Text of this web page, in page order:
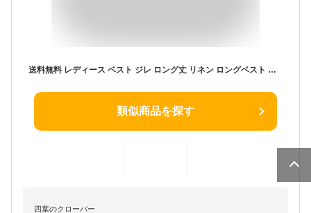
送料無料 レディース ベスト ジレ ロング丈 リネン ロングベスト 襟付き ノースリーブ アウター 夏服 大人 可愛い 羽織りもの オシャレ 無地 体型カバー 大きいサイズ 無地 涼しい ゆったり きれいめ 普段着 着回し 人気 ホワイト 白 カーキ ネイビー 紺色 夏コーデ
類似商品を探す
四葉のクローバー